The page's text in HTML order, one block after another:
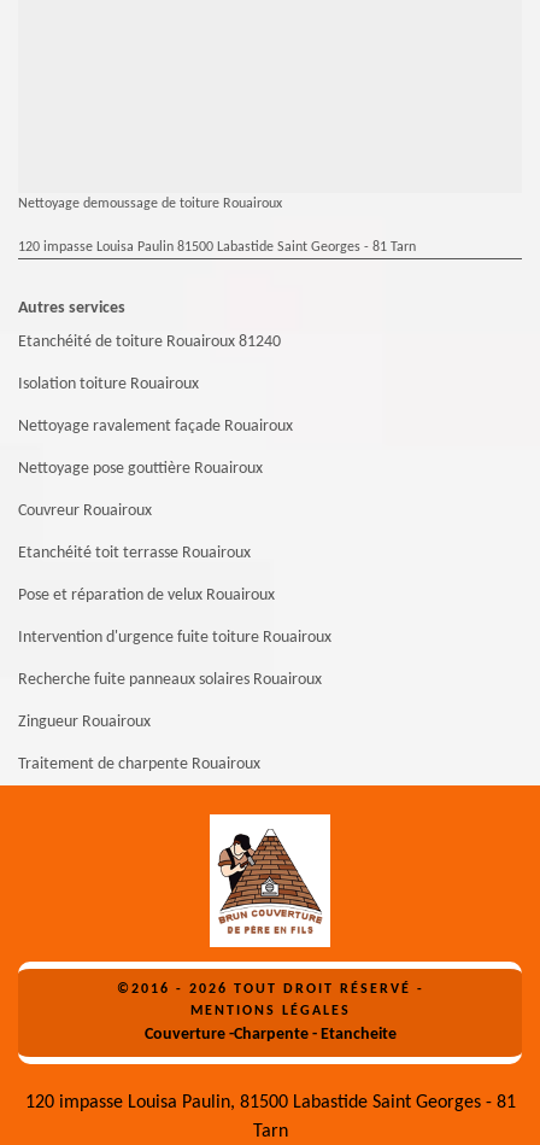
Nettoyage demoussage de toiture Rouairoux
120 impasse Louisa Paulin 81500 Labastide Saint Georges - 81 Tarn
Autres services
Etanchéité de toiture Rouairoux 81240
Isolation toiture Rouairoux
Nettoyage ravalement façade Rouairoux
Nettoyage pose gouttière Rouairoux
Couvreur Rouairoux
Etanchéité toit terrasse Rouairoux
Pose et réparation de velux Rouairoux
Intervention d'urgence fuite toiture Rouairoux
Recherche fuite panneaux solaires Rouairoux
Zingueur Rouairoux
Traitement de charpente Rouairoux
©2016 - 2026 TOUT DROIT RÉSERVÉ -
MENTIONS LÉGALES
Couverture -Charpente - Etancheite
120 impasse Louisa Paulin, 81500 Labastide Saint Georges - 81
Tarn